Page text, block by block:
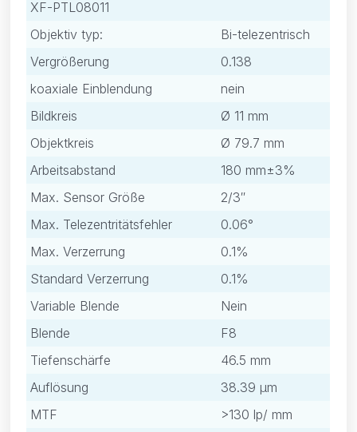
XF-PTL08011
Objektiv typ:
Bi-telezentrisch
Vergrößerung
0.138
koaxiale Einblendung
nein
Bildkreis
Ø 11 mm
Objektkreis
Ø 79.7 mm
Arbeitsabstand
180 mm±3%
Max. Sensor Größe
2/3″
Max. Telezentritätsfehler
0.06°
Max. Verzerrung
0.1%
Standard Verzerrung
0.1%
Variable Blende
Nein
Blende
F8
Tiefenschärfe
46.5 mm
Auflösung
38.39 μm
MTF
>130 lp/ mm